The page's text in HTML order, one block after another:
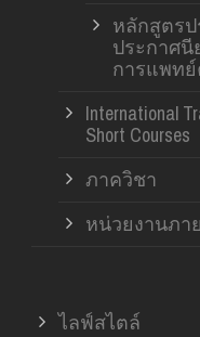
หลักสูตร
ประกาศ
การแพท
International
Short Courses
ภาควิชา
หน่วยงานภา
ไลฟ์สไตล์